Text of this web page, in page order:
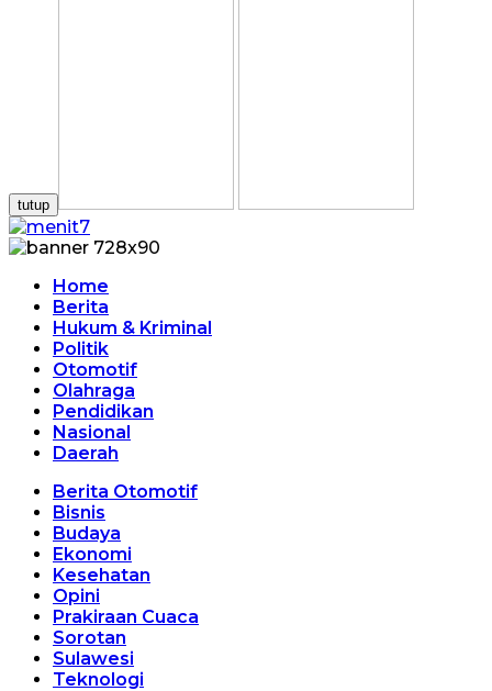
tutup
Home
Berita
Hukum & Kriminal
Politik
Otomotif
Olahraga
Pendidikan
Nasional
Daerah
Berita Otomotif
Bisnis
Budaya
Ekonomi
Kesehatan
Opini
Prakiraan Cuaca
Sorotan
Sulawesi
Teknologi